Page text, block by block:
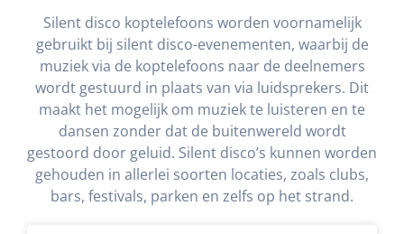
Silent disco koptelefoons worden voornamelijk
gebruikt bij silent disco-evenementen, waarbij de
muziek via de koptelefoons naar de deelnemers
wordt gestuurd in plaats van via luidsprekers. Dit
maakt het mogelijk om muziek te luisteren en te
dansen zonder dat de buitenwereld wordt
gestoord door geluid. Silent disco’s kunnen worden
gehouden in allerlei soorten locaties, zoals clubs,
bars, festivals, parken en zelfs op het strand.